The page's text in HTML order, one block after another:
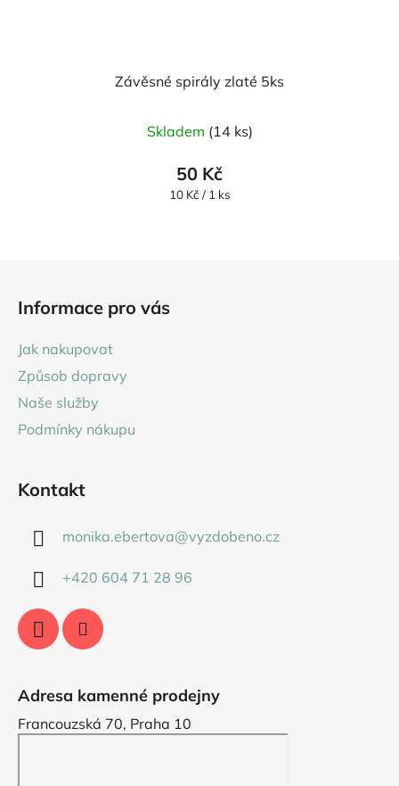
Závěsné spirály zlaté 5ks
Skladem (14 ks)
50 Kč
Měrná
10 Kč / 1 ks
Informace pro vás
Jak nakupovat
Způsob dopravy
Naše služby
Podmínky nákupu
Kontakt
monika.ebertova@vyzdobeno.cz
+420 604 71 28 96
Adresa kamenné prodejny
Francouzská 70, Praha 10